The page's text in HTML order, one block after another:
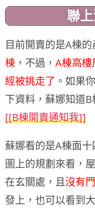
聯
目前開賣的是A棟的
棟 ，不過， A棟高
經被挑走了 。如果
下資料，蘇娜知道
[[B棟開賣通知我]]
蘇娜看的是A棟面
圖上的規劃來看，
在玄關處，且沒有
發上，也可以看到